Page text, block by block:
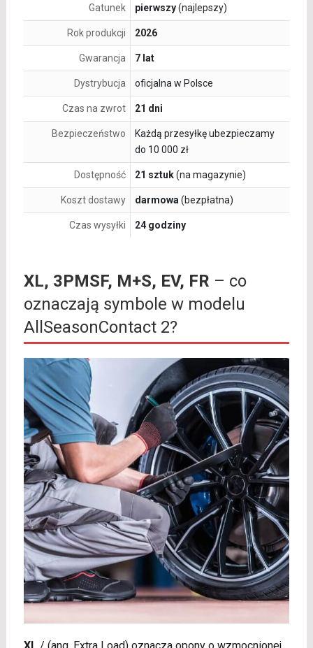
Gatunek pierwszy(najlepszy)
Rok produkcji 2026
Gwarancja 7 lat
Dystrybucja oficjalna w Polsce
Czas na zwrot 21 dni
Bezpieczeństwo
Każdą przesyłkę ubezpieczamy
do 10 000 zł
Dostępność 21 sztuk(na magazynie)
Koszt dostawy darmowa (bezpłatna)
Czas wysyłki 24 godziny
XL, 3PMSF, M+S, EV, FR – co
oznaczają symbole w modelu
AllSeasonContact 2?